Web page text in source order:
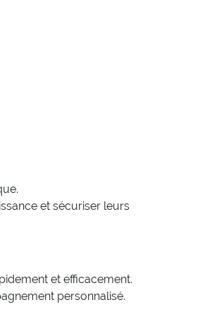
et sécuriser leurs
et efficacement.
personnalisé.